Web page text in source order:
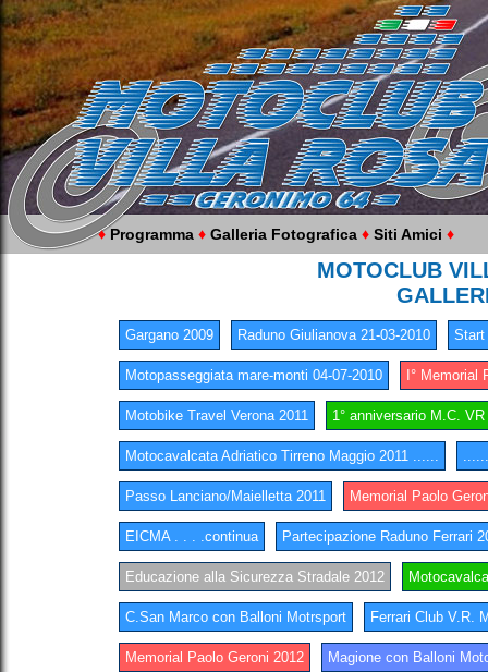
♦Programma ♦ Galleria Fotografica ♦ Siti Amici ♦
MOTOCLUB
Gargano 2009 Raduno Giulianova 21-03-2010 Start
Motopasseggiata mare-monti 04-07-2010 I° Memorial
Motobike Travel Verona 2011 1° anniversario M.C. VR
Motocavalcata Adriatico Tirreno Maggio 2011 ......
Passo Lanciano/Maielletta 2011 Memorial Paolo
EICMA . . . .continua Partecipazione Raduno Ferrari
Educazione alla Sicurezza Stradale 2012
C.San Marco con Balloni Motrsport Ferrari Club V.R.
Memorial Paolo Geroni 2012 Magione con Balloni